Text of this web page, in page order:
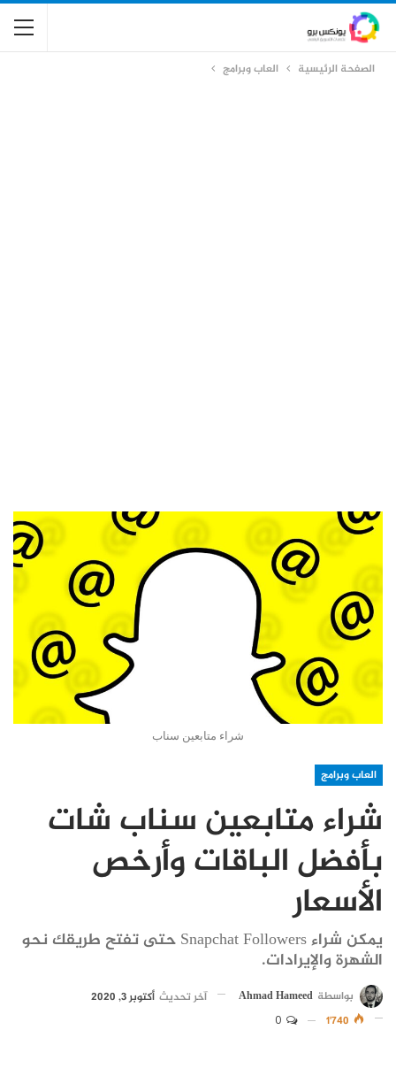
الصفحة الرئيسية العاب وبرامج
شراء متابعين سناب
العاب وبرامج
شراء متابعين سناب شات
بأفضل الباقات وأرخص
الأسعار
يمكن شراء Snapchat Followers حتى تفتح طريقك نحو
الشهرة والإيرادات.
بواسطة Ahmad Hameed آخر تحديث أكتوبر 3, 2020